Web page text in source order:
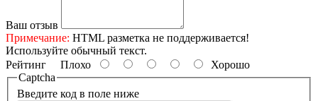
Ваш отзыв
Примечание: HTML разметка не поддерживается!
Используйте обычный текст.
Рейтинг Плохо
Хорошо
Captcha
Введите код в поле ниже